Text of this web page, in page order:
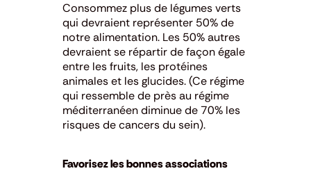
Consommez plus de légumes verts
qui devraient représenter 50% de
notre alimentation. Les 50% autres
devraient se répartir de façon égale
entre les fruits, les protéines
animales et les glucides. (Ce régime
qui ressemble de près au régime
méditerranéen diminue de 70% les
risques de cancers du sein).
Favorisez les bonnes associations